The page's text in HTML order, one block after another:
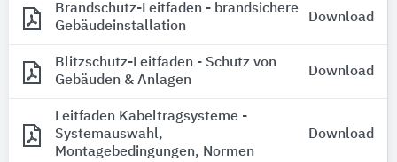
Brandschutz-Leitfaden - brandsichere
Gebäudeinstallation
Download
Blitzschutz-Leitfaden - Schutz von
Gebäuden & Anlagen
Download
Leitfaden Kabeltragsysteme -
Systemauswahl,
Montagebedingungen, Normen
Download